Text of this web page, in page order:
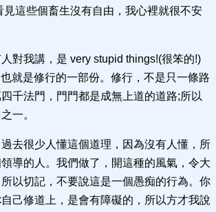
見這些個畜生沒有自由，我心裡就很不安
對我講，是 very stupid things!(很笨的!)
就是修行的一部份。修行，不是只一條路
千法門，門門都是成無上道的道路;所以
一。
去很少人懂這個道理，因為沒有人懂，所
導的人。我們做了，開這種的風氣，令大
以切記，不要說這是一個愚痴的行為。你
己修道上，是會有障礙的，所以方才我說